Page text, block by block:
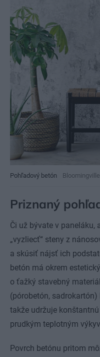
Pohľadový betón Bloomingville
Priznaný
Či už bývate v paneláku,
„vyzliecť“ steny z
a skúsiť nájsť ich
betón má okrem
o ťažký stavebný
(pórobetón,
takže udržuje
prudkým teplotným
Povrch betónu pritom